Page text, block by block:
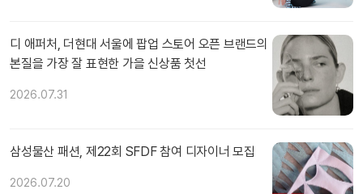
디 애퍼처, 더현대 서울에 팝업 스토어 오픈 브랜드의
본질을 가장 잘 표현한 가을 신상품 첫선
2026.07.31
삼성물산 패션, 제22회 SFDF 참여 디자이너 모집
2026.07.20